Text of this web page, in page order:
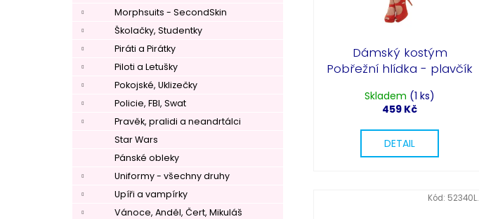
Morphsuits - SecondSkin
Školačky, Studentky
Piráti a Pirátky
Piloti a Letušky
Pokojské, Uklizečky
Policie, FBI, Swat
Pravěk, pralidi a neandrtálci
Star Wars
Pánské obleky
Uniformy - všechny druhy
Upíři a vampírky
Vánoce, Anděl, Čert, Mikuláš
Dámský kostým
Pobřežní hlídka - plavčík
Skladem (1 ks)
459 Kč
DETAIL
Kód: 52340L.